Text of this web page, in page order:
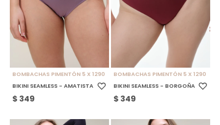
BOMBACHAS PIMENTÓN 5 X 1290
BIKINI SEAMLESS - AMATISTA
$ 349
BOMBACHAS PIMENTÓN 5 X 1290
BIKINI SEAMLESS - BORGOÑA
$ 349